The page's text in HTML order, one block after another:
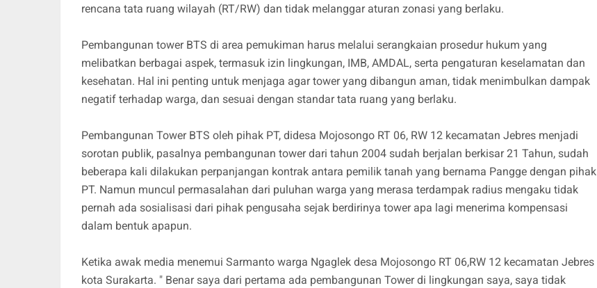
rencana tata ruang wilayah (RT/RW) dan tidak melanggar aturan zonasi yang berlaku.
Pembangunan tower BTS di area pemukiman harus melalui serangkaian prosedur hukum yang
melibatkan berbagai aspek, termasuk izin lingkungan, IMB, AMDAL, serta pengaturan keselamatan dan
kesehatan. Hal ini penting untuk menjaga agar tower yang dibangun aman, tidak menimbulkan dampak
negatif terhadap warga, dan sesuai dengan standar tata ruang yang berlaku.
Pembangunan Tower BTS oleh pihak PT, didesa Mojosongo RT 06, RW 12 kecamatan Jebres menjadi
sorotan publik, pasalnya pembangunan tower dari tahun 2004 sudah berjalan berkisar 21 Tahun, sudah
beberapa kali dilakukan perpanjangan kontrak antara pemilik tanah yang bernama Pangge dengan pihak
PT. Namun muncul permasalahan dari puluhan warga yang merasa terdampak radius mengaku tidak
pernah ada sosialisasi dari pihak pengusaha sejak berdirinya tower apa lagi menerima kompensasi
dalam bentuk apapun.
Ketika awak media menemui Sarmanto warga Ngaglek desa Mojosongo RT 06,RW 12 kecamatan Jebres
kota Surakarta. " Benar saya dari pertama ada pembangunan Tower di lingkungan saya, saya tidak